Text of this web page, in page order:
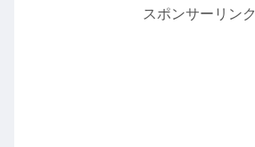
スポンサーリンク